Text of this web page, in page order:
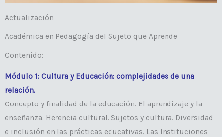
Actualización
Académica en Pedagogía del Sujeto que Aprende
Contenido:
Módulo 1: Cultura y Educación: complejidades de una
relación.
Concepto y finalidad de la educación. El aprendizaje y la
enseñanza. Herencia cultural. Sujetos y cultura. Diversidad
e inclusión en las prácticas educativas. Las Instituciones